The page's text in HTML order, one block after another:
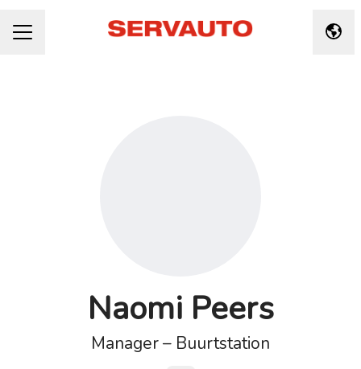
CARRIÈREMENU Taal
Naomi Peers
Manager – Buurtstation